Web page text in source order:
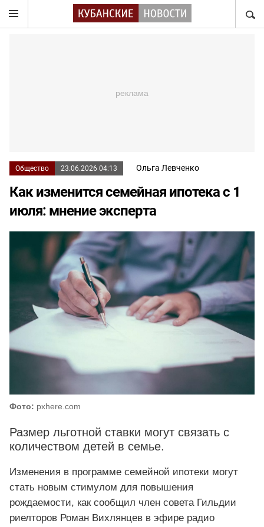
Общество 23.06.2026 04:13 Ольга Левченко
Как изменится семейная ипотека с 1
июля: мнение эксперта
Фото: pxhere.com
Размер льготной ставки могут связать с
количеством детей в семье.
Изменения в программе семейной ипотеки могут
стать новым стимулом для повышения
рождаемости, как сообщил член совета Гильдии
риелторов Роман Вихлянцев в эфире радио